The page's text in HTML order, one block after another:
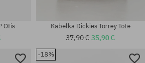
Otis Kabelka Dickies Torrey Tote
37,90 €35,90 €
-18%